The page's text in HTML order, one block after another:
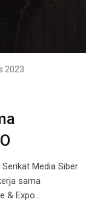
2023
Serikat Media Siber
sama
& Expo…